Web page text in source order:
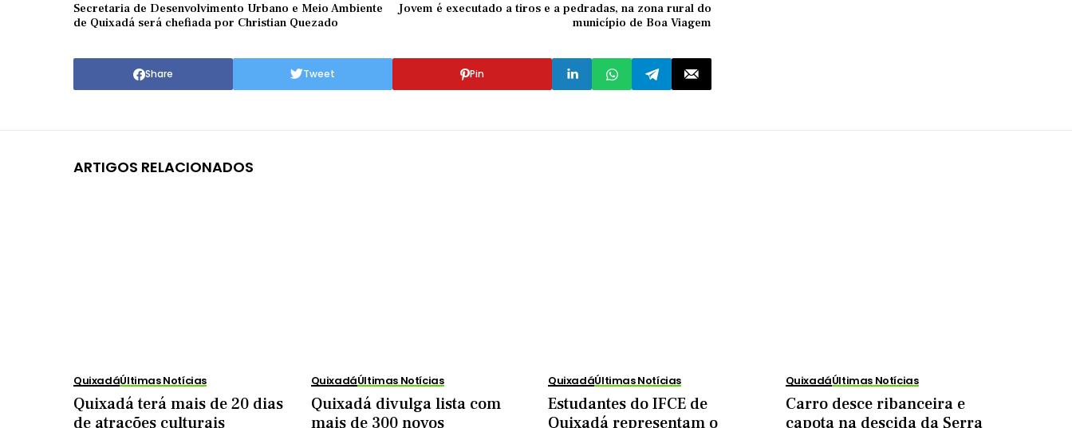
Secretaria de Desenvolvimento Urbano e Meio Ambiente
de Quixadá será chefiada por Christian Quezado
Jovem é executado a tiros e a pedradas, na zona rural do
município de Boa Viagem
Share Tweet Pin
ARTIGOS RELACIONADOS
QuixadáÚltimas Notícias
Quixadá terá mais de 20 dias
de atrações culturais
QuixadáÚltimas Notícias
Quixadá divulga lista com
mais de 300 novos
QuixadáÚltimas Notícias
Estudantes do IFCE de
Quixadá representam o
QuixadáÚltimas Notícias
Carro desce ribanceira e
capota na descida da Serra